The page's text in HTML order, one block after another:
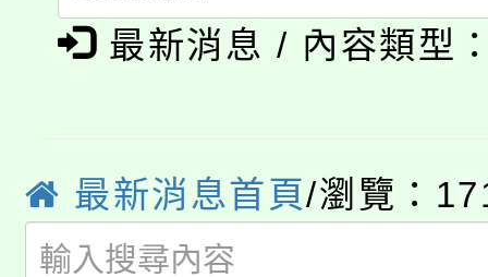
程
「本色祭」8/29、30在
局官網。
8月14至27日，桃園電
開!
115年桃園市運動會8/
最新消息 / 內容類型
最新消息首頁/瀏覽：